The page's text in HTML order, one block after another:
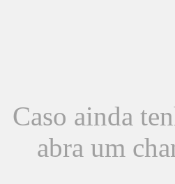
Caso ainda
abra um